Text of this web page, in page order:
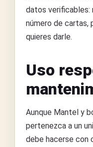
datos verificables:
número de cartas,
quieres darle.
Uso
Aunque Mantel y
pertenezca a un
debe hacerse con